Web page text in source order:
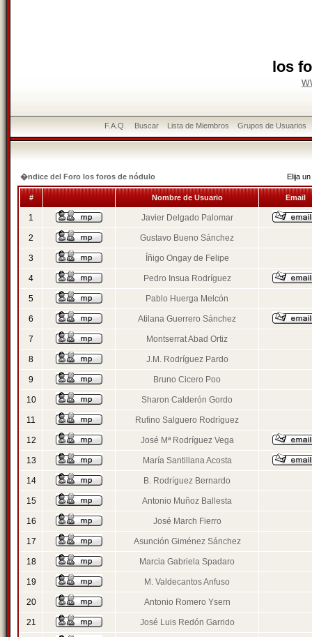
los
F.A.Q. Buscar Lista de Miembros Grupos de Usuarios
�ndice del Foro los foros de nódulo Elija
# Nombre de Usuario Email
1 Javier Delgado Palomar
2 Gustavo Bueno Sánchez
3 Íñigo Ongay de Felipe
4 Pedro Insua Rodríguez
5 Pablo Huerga Melcón
6 Atilana Guerrero Sánchez
7 Montserrat Abad Ortiz
8 J.M. Rodríguez Pardo
9 Bruno Cicero Poo
10 Sharon Calderón Gordo
11 Rufino Salguero Rodríguez
12 José Mª Rodríguez Vega
13 María Santillana Acosta
14 B. Rodríguez Bernardo
15 Antonio Muñoz Ballesta
16 José March Fierro
17 Asunción Giménez Sánchez
18 Marcia Gabriela Spadaro
19 M. Valdecantos Anfuso
20 Antonio Romero Ysern
21 José Luis Redón Garrido